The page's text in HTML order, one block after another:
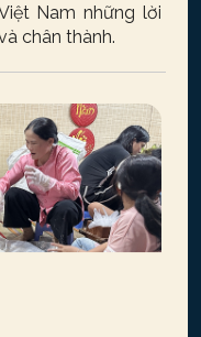
Nam những lời
chân thành.